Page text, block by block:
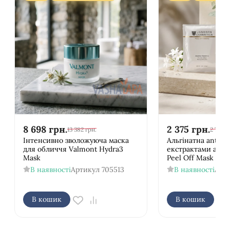
8 698 грн.13 382 грн.
Інтенсивно зволожуюча маска
для обличчя Valmont Hydra3
Mask
В наявностіАртикул 705513
В кошик
2 375 грн.2 762
Альгінатна anti-
екстрактами
Peel Off Mask
В наявності
В кошик